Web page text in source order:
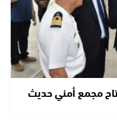
مجمع أمني حديث